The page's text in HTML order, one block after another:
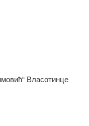
Власотинце